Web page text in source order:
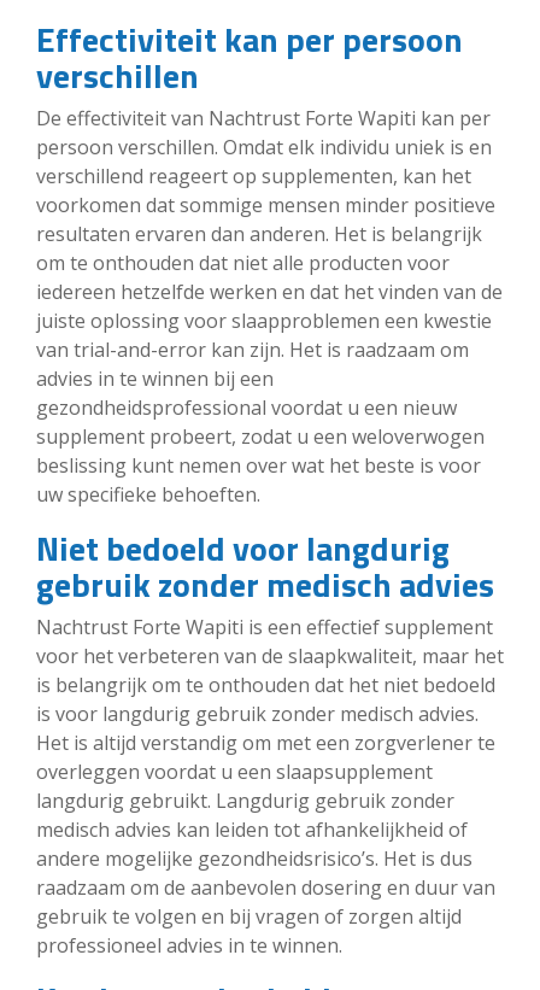
Effectiviteit kan per persoon
verschillen
De effectiviteit van Nachtrust Forte Wapiti kan per
persoon verschillen. Omdat elk individu uniek is en
verschillend reageert op supplementen, kan het
voorkomen dat sommige mensen minder positieve
resultaten ervaren dan anderen. Het is belangrijk
om te onthouden dat niet alle producten voor
iedereen hetzelfde werken en dat het vinden van de
juiste oplossing voor slaapproblemen een kwestie
van trial-and-error kan zijn. Het is raadzaam om
advies in te winnen bij een
gezondheidsprofessional voordat u een nieuw
supplement probeert, zodat u een weloverwogen
beslissing kunt nemen over wat het beste is voor
uw specifieke behoeften.
Niet bedoeld voor langdurig
gebruik zonder medisch advies
Nachtrust Forte Wapiti is een effectief supplement
voor het verbeteren van de slaapkwaliteit, maar het
is belangrijk om te onthouden dat het niet bedoeld
is voor langdurig gebruik zonder medisch advies.
Het is altijd verstandig om met een zorgverlener te
overleggen voordat u een slaapsupplement
langdurig gebruikt. Langdurig gebruik zonder
medisch advies kan leiden tot afhankelijkheid of
andere mogelijke gezondheidsrisico’s. Het is dus
raadzaam om de aanbevolen dosering en duur van
gebruik te volgen en bij vragen of zorgen altijd
professioneel advies in te winnen.